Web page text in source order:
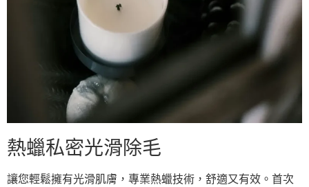
熱蠟私密光滑除毛
讓您輕鬆擁有光滑肌膚，專業熱蠟技術，舒適又有效。首次